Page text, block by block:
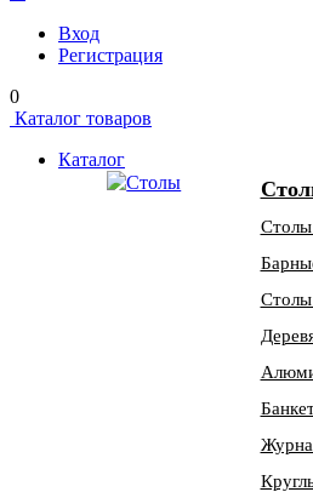
Вход
Регистрация
0
Каталог товаров
Каталог
Столы